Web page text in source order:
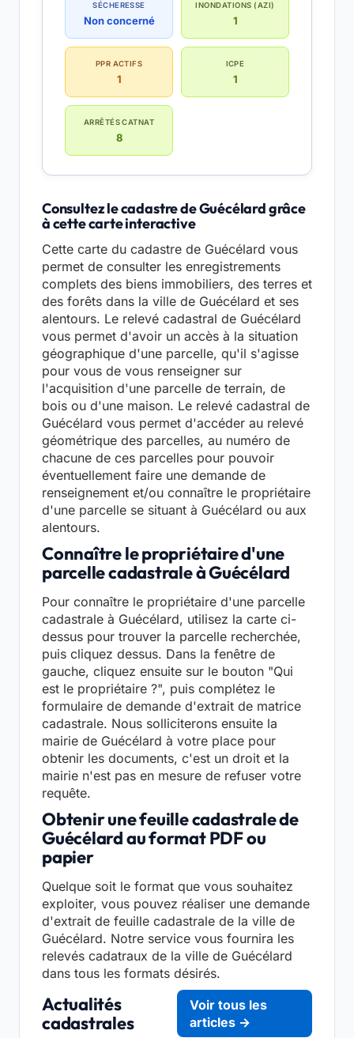
SÉCHERESSE
Non concerné
INONDATIONS (AZI)
1
PPR ACTIFS
1
ICPE
1
ARRÊTÉS CATNAT
8
Consultez le cadastre de Guécélard grâce
à cette carte interactive
Cette carte du cadastre de Guécélard vous
permet de consulter les enregistrements
complets des biens immobiliers, des terres et
des forêts dans la ville de Guécélard et ses
alentours. Le relevé cadastral de Guécélard
vous permet d'avoir un accès à la situation
géographique d'une parcelle, qu'il s'agisse
pour vous de vous renseigner sur
l'acquisition d'une parcelle de terrain, de
bois ou d'une maison. Le relevé cadastral de
Guécélard vous permet d'accéder au relevé
géométrique des parcelles, au numéro de
chacune de ces parcelles pour pouvoir
éventuellement faire une demande de
renseignement et/ou connaître le propriétaire
d'une parcelle se situant à Guécélard ou aux
alentours.
Connaître le propriétaire d'une
parcelle cadastrale à Guécélard
Pour connaître le propriétaire d'une parcelle
cadastrale à Guécélard, utilisez la carte ci-
dessus pour trouver la parcelle recherchée,
puis cliquez dessus. Dans la fenêtre de
gauche, cliquez ensuite sur le bouton "Qui
est le propriétaire ?", puis complétez le
formulaire de demande d'extrait de matrice
cadastrale. Nous solliciterons ensuite la
mairie de Guécélard à votre place pour
obtenir les documents, c'est un droit et la
mairie n'est pas en mesure de refuser votre
requête.
Obtenir une feuille cadastrale de
Guécélard au format PDF ou
papier
Quelque soit le format que vous souhaitez
exploiter, vous pouvez réaliser une demande
d'extrait de feuille cadastrale de la ville de
Guécélard. Notre service vous fournira les
relevés cadatraux de la ville de Guécélard
dans tous les formats désirés.
Actualités
cadastrales
Voir tous les
articles →